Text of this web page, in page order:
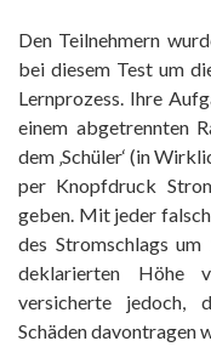
Den Teilnehmern
bei diesem Test um
Lernprozess. Ihre
einem abgetrennten
dem ‚Schüler‘ (in
per Knopfdruck
geben. Mit jeder
des Stromschlags
deklarierten Höhe
versicherte jedoch,
Schäden davontragen